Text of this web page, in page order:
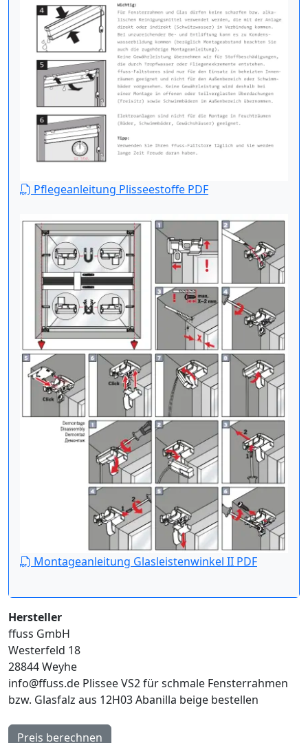
Pflegeanleitung Plisseestoffe PDF
Montageanleitung Glasleistenwinkel II PDF
Hersteller
ffuss GmbH
Westerfeld 18
28844 Weyhe
info@ffuss.de Plissee VS2 für schmale Fensterrahmen
bzw. Glasfalz aus 12H03 Abanilla beige bestellen
Preis berechnen